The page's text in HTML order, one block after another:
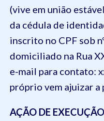
(vive em união
da cédula de
inscrito no CPF sob
domiciliado na Rua
e-mail para contato:
próprio vem ajuizar a
AÇÃO DE